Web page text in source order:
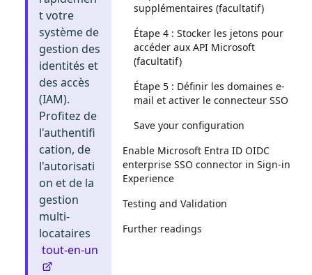
t votre
système de
gestion des
identités et
des accès
(IAM).
Profitez de
l'authentifi
cation, de
l'autorisati
on et de la
gestion
multi-
locataires
tout-en-un
supplémentaires (facultatif)
Étape 4 : Stocker les jetons pour
accéder aux API Microsoft
(facultatif)
Étape 5 : Définir les domaines e-
mail et activer le connecteur SSO
Save your configuration
Enable Microsoft Entra ID OIDC
enterprise SSO connector in Sign-in
Experience
Testing and Validation
Further readings